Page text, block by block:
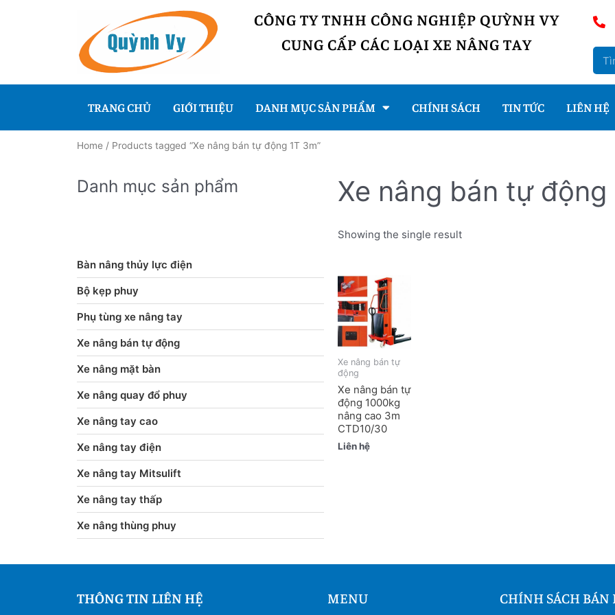
CÔNG TY TNHH CÔNG NGHIỆP QUỲNH VY
CUNG CẤP CÁC LOẠI XE NÂNG TAY
TRANG CHỦ GIỚI THIỆU DANH MỤC SẢN PHẨM CHÍNH SÁCH TIN TỨC LIÊN HỆ
Home / Products tagged “Xe nâng bán tự động 1T 3m”
Danh mục sản phẩm
Bàn nâng thủy lực điện
Bộ kẹp phuy
Phụ tùng xe nâng tay
Xe nâng bán tự động
Xe nâng mặt bàn
Xe nâng quay đổ phuy
Xe nâng tay cao
Xe nâng tay điện
Xe nâng tay Mitsulift
Xe nâng tay thấp
Xe nâng thùng phuy
Xe nâng bán tự động
Showing the single result
Xe nâng bán tự
động
Xe nâng bán tự
động 1000kg
nâng cao 3m
CTD10/30
Liên hệ
THÔNG TIN LIÊN HỆ MENU CHÍNH SÁCH BÁN